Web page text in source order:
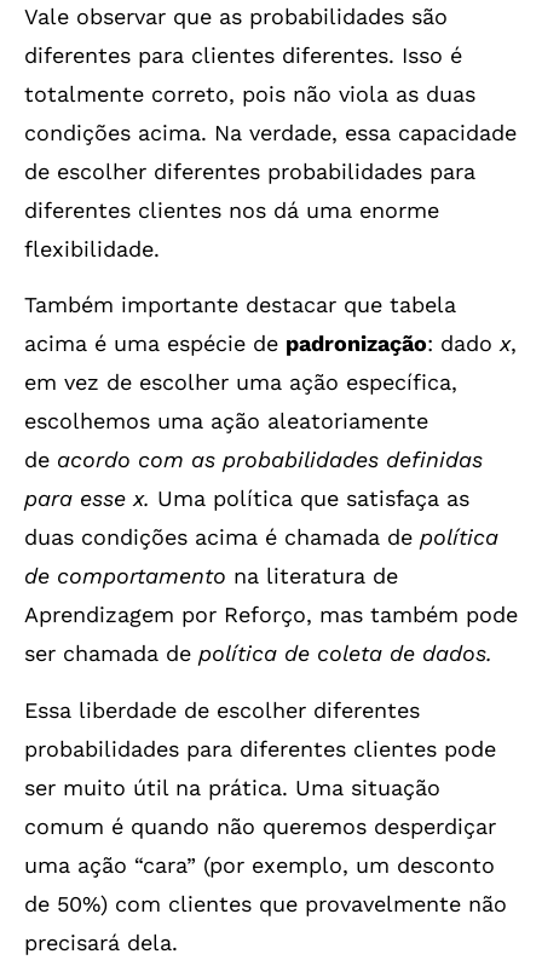
Vale observar que as probabilidades são
diferentes para clientes diferentes. Isso é
totalmente correto, pois não viola as duas
condições acima. Na verdade, essa capacidade
de escolher diferentes probabilidades para
diferentes clientes nos dá uma enorme
flexibilidade.
Também importante destacar que tabela
acima é uma espécie de padronização: dadox,
em vez de escolher uma ação específica,
escolhemos uma ação aleatoriamente
de acordo com as probabilidades definidas
para esse x. Uma política que satisfaça as
duas condições acima é chamada de política
de comportamento na literatura de
Aprendizagem por Reforço, mas também pode
ser chamada de política de coleta de dados.
Essa liberdade de escolher diferentes
probabilidades para diferentes clientes pode
ser muito útil na prática. Uma situação
comum é quando não queremos desperdiçar
uma ação “cara” (por exemplo, um desconto
de 50%) com clientes que provavelmente não
precisará dela.